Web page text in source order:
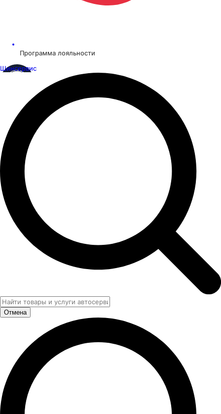
Программа лояльности
Шинсервис
Отмена